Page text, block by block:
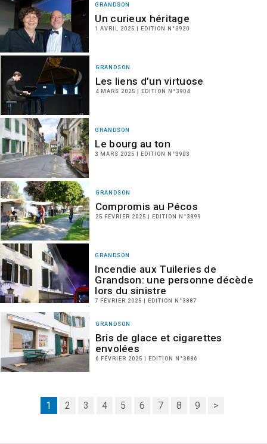
GRANDSON
Un curieux héritage
1 AVRIL 2025 | EDITION N°3920
GRANDSON
Les liens d’un virtuose
4 MARS 2025 | EDITION N°3904
GRANDSON
Le bourg au ton
3 MARS 2025 | EDITION N°3903
GRANDSON
Compromis au Pécos
25 FÉVRIER 2025 | EDITION N°3899
GRANDSON
Incendie aux Tuileries de
Grandson: une personne décède
lors du sinistre
7 FÉVRIER 2025 | EDITION N°3887
GRANDSON
Bris de glace et cigarettes
envolées
6 FÉVRIER 2025 | EDITION N°3886
1 2 3 4 5 6 7 8 9 >